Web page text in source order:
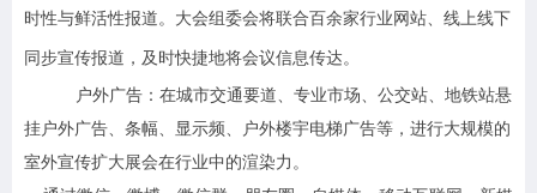
时性与鲜活性报道。大会组委会将联合百余家行业网站、线上线下
同步宣传报道，及时快捷地将会议信息传达。
户外广告：在城市交通要道、专业市场、公交站、地铁站悬
挂户外广告、条幅、显示频、户外楼宇电梯广告等，进行大规模的
室外宣传扩大展会在行业中的渲染力。